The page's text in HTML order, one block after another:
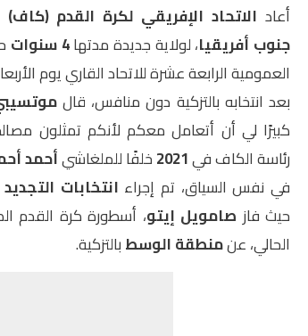
أعاد الاتحاد الإفريقي لكرة القدم (كاف)
جنوب أفريقيا، لولاية جديدة مدتها4 سنوات
العمومية الرابعة عشرة للاتحاد القاري يوم
بعد انتخابه بالتزكية دون منافس، قال
كبيرًا لي أن أتعامل معكم لأنكم تمثلون
رئاسة الكاف في2021خلفًا للملغاشيأحمد
في نفس السياق، تم إجراء انتخابات
حيث فاز صامويل إيتو، أسطورة كرة القدم
الحالي، عنمنطقة الوسطبالتزكية.